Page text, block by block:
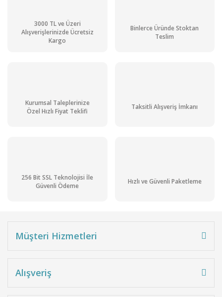
3000 TL ve Üzeri
Alışverişlerinizde Ücretsiz
Kargo
Binlerce Üründe Stoktan
Teslim
Kurumsal Taleplerinize
Özel Hızlı Fiyat Teklifi
Taksitli Alışveriş İmkanı
256 Bit SSL Teknolojisi İle
Güvenli Ödeme
Hızlı ve Güvenli Paketleme
Müşteri Hizmetleri
Alışveriş